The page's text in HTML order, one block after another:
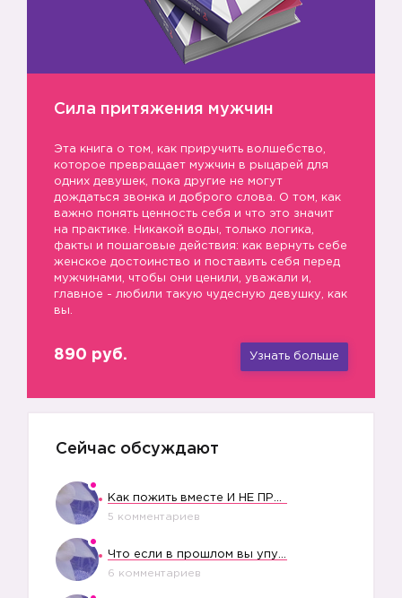
Сила притяжения мужчин
Эта книга о том, как приручить волшебство,
которое превращает мужчин в рыцарей для
одних девушек, пока другие не могут
дождаться звонка и доброго слова. О том, как
важно понять ценность себя и что это значит
на практике. Никакой воды, только логика,
факты и пошаговые действия: как вернуть себе
женское достоинство и поставить себя перед
мужчинами, чтобы они ценили, уважали и,
главное - любили такую чудесную девушку, как
вы.
890 руб. Узнать больше
Сейчас обсуждают
5 комментариев
6 комментариев